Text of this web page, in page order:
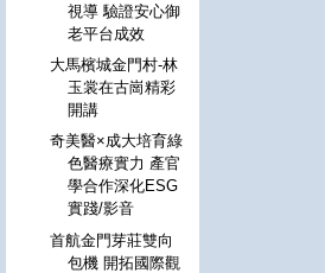
視導 驗證安心御
老平台成效
大馬檳城金門村-林
玉裳在古崗精彩
開講
奇美醫×成大培育綠
色醫療實力 產官
學合作深化ESG
實踐/影音
首航金門芽莊雙向
包機 開拓國際觀